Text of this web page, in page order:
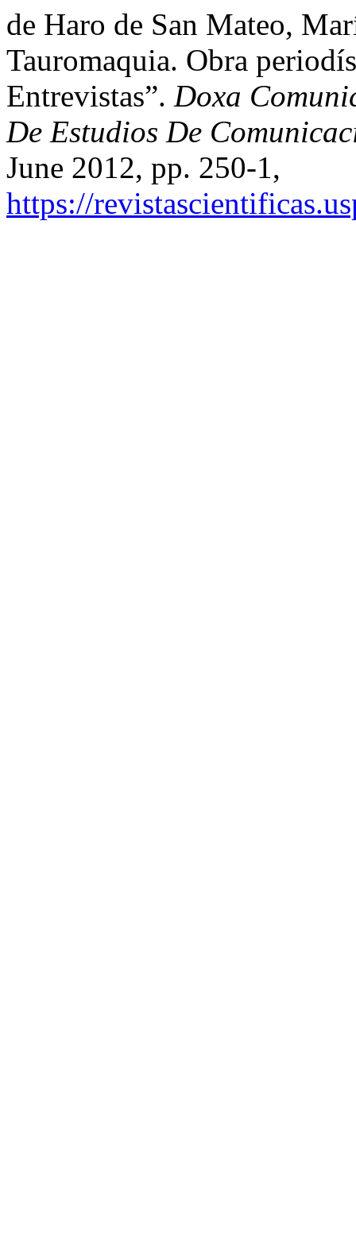
de Haro de San Mateo,
Tauromaquia. Obra
Entrevistas”. Doxa
De Estudios De
June 2012, pp. 250-1,
https://